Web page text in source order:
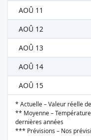
AOÛ 11
AOÛ 12
AOÛ 13
AOÛ 14
AOÛ 15
* Actuelle – Valeur réelle
** Moyenne –
dernières années
*** Prévisions – Nos